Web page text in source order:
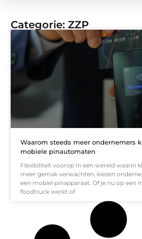
Categorie: ZZP
Waarom steeds meer ondernemers
mobiele pinautomaten
Flexibiliteit voorop In een wereld waarin
meer gemak verwachten, kiezen
een mobiel pinapparaat. Of je nu op een
foodtruck werkt of